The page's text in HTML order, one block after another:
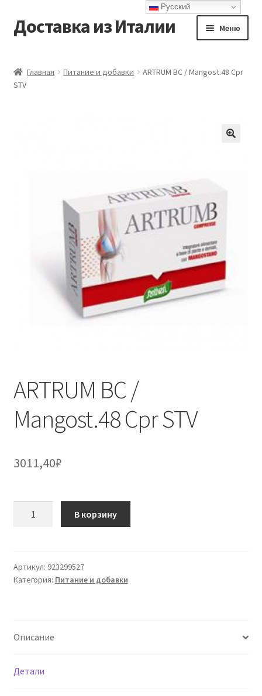
Перейти
к
Перейти
к
Доставка из Италии Меню
Доставка
Оформление заказа
Главная Питание и добавки
ARTRUM BC / Mangost.48 Cpr
STV
ARTRUM BC /
Mangost.48 Cpr STV
3011,40₽
/
Mangost.48
В корзину
Артикул: 923299527
Категория: Питание и добавки
Описание
Детали
Русский